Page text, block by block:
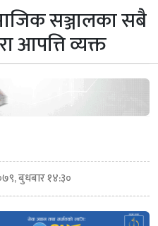
सञ्जालका सबै
आपत्ति व्यक्त
बुधबार १४:३०